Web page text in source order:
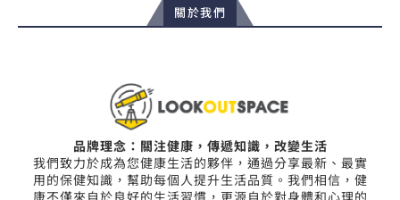
關於我們
品牌理念：關注健康，傳遞知識，改變生活
我們致力於成為您健康生活的夥伴，通過分享最新、最實
用的保健知識，幫助每個人提升生活品質。我們相信，健
康不僅來自於良好的生活習慣，更源自於對身體和心理的